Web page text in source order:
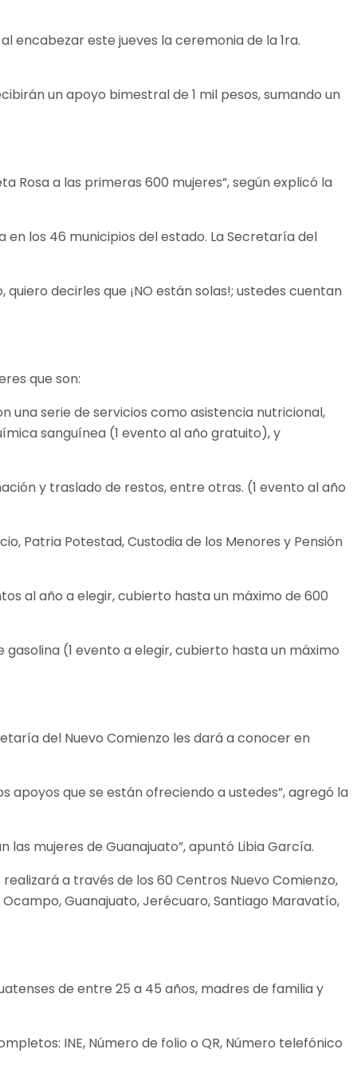
encabezar este jueves la ceremonia de la 1ra.
un apoyo bimestral de 1 mil pesos, sumando un
Rosa a las primeras 600 mujeres”, según explicó la
los 46 municipios del estado. La Secretaría del
decirles que ¡NO están solas!; ustedes cuentan
que son:
una serie de servicios como asistencia nutricional,
sanguínea (1 evento al año gratuito), y
y traslado de restos, entre otras. (1 evento al año
Patria Potestad, Custodia de los Menores y Pensión
al año a elegir, cubierto hasta un máximo de 600
(1 evento a elegir, cubierto hasta un máximo
del Nuevo Comienzo les dará a conocer en
apoyos que se están ofreciendo a ustedes”, agregó la
las mujeres de Guanajuato”, apuntó Libia García.
a través de los 60 Centros Nuevo Comienzo,
Guanajuato, Jerécuaro, Santiago Maravatío,
de entre 25 a 45 años, madres de familia y
INE, Número de folio o QR, Número telefónico